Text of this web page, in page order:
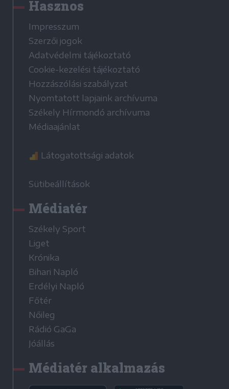
Hasznos
Impresszum
Szerzői jogok
Adatvédelmi tájékoztató
Cookie-kezelési tájékoztató
Hozzászólási szabályzat
Nyomtatott lapjaink archívuma
Székely Hírmondó archívuma
Médiaajánlat
Látogatottsági adatok
Sütibeállítások
Médiatér
Székely Sport
Liget
Krónika
Bihari Napló
Erdélyi Napló
Főtér
Nőileg
Rádió GaGa
Jóállás
Médiatér alkalmazás